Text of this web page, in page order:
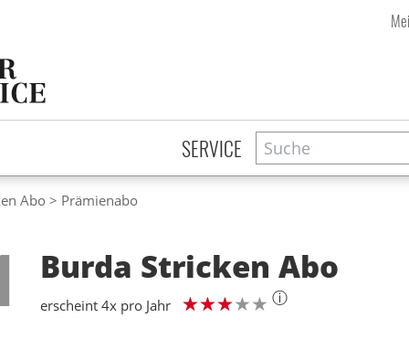
SERVICE Suche
Zeitschriftensuche
Abo Prämienabo
Burda Stricken Abo
erscheint 4x pro Jahr ⓘ